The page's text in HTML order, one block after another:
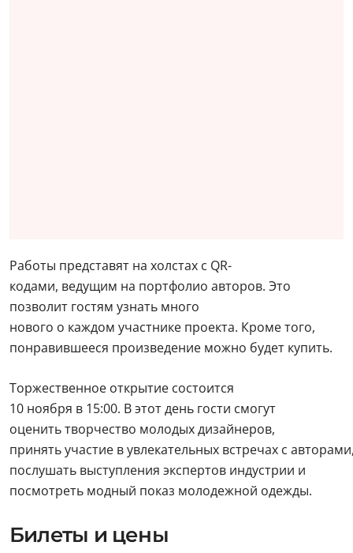
Работы представят на холстах с QR-
кодами, ведущим на портфолио авторов. Это
позволит гостям узнать много
нового о каждом участнике проекта. Кроме того,
понравившееся произведение можно будет купить.
Торжественное открытие состоится
10 ноября в 15:00. В этот день гости смогут
оценить творчество молодых дизайнеров,
принять участие в увлекательных встречах с
послушать выступления экспертов индустрии и
посмотреть модный показ молодежной одежды.
Билеты и цены